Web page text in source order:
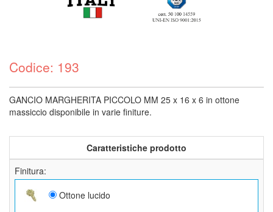
Codice: 193
GANCIO MARGHERITA PICCOLO MM 25 x 16 x 6 in ottone
massiccio disponibile in varie finiture.
Caratteristiche prodotto
Finitura:
Ottone lucido